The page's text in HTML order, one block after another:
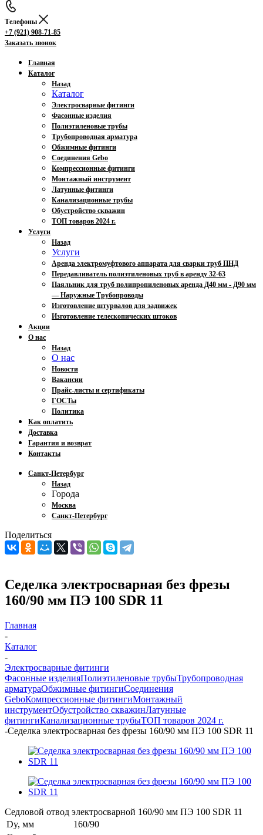
Телефоны
+7 (921) 908-71-85
Заказать звонок
Главная
Каталог
Назад
Каталог
Электросварные фитинги
Фасонные изделия
Полиэтиленовые трубы
Трубопроводная арматура
Обжимные фитинги
Соединения Gebo
Компрессионные фитинги
Монтажный инструмент
Латунные фитинги
Канализационные трубы
Обустройство скважин
ТОП товаров 2024 г.
Услуги
Назад
Услуги
Аренда электромуфтового аппарата для сварки труб ПНД
Передавливатель полиэтиленовых труб в аренду 32-63
Паяльник для труб полипропиленовых аренда Д40 мм - Д90 мм
— Наружные Трубопроводы
Изготовление штурвалов для задвижек
Изготовление телескопических штоков
Акции
О нас
Назад
О нас
Новости
Вакансии
Прайс-листы и сертификаты
ГОСТы
Политика
Как оплатить
Доставка
Гарантия и возврат
Контакты
Санкт-Петербург
Назад
Города
Москва
Санкт-Петербург
Поделиться
Седелка электросварная без фрезы
160/90 мм ПЭ 100 SDR 11
Главная
-
Каталог
-
Электросварные фитинги
Фасонные изделияПолиэтиленовые трубыТрубопроводная
арматураОбжимные фитингиСоединения
GeboКомпрессионные фитингиМонтажный
инструментОбустройство скважинЛатунные
фитингиКанализационные трубыТОП товаров 2024 г.
-Седелка электросварная без фрезы 160/90 мм ПЭ 100 SDR 11
Седловой отвод электросварной 160/90 мм ПЭ 100 SDR 11
Dy, мм
160/90